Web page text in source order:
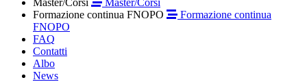
Formazione continua FNOPO
Formazione continua
FNOPO
FAQ
Contatti
Albo
News